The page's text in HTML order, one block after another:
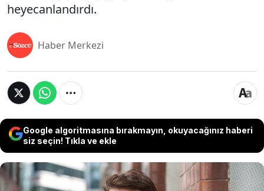
heyecanlandırdı.
Haber Merkezi
Google algoritmasına bırakmayın, okuyacağınız haberi
siz seçin! Tıkla ve ekle